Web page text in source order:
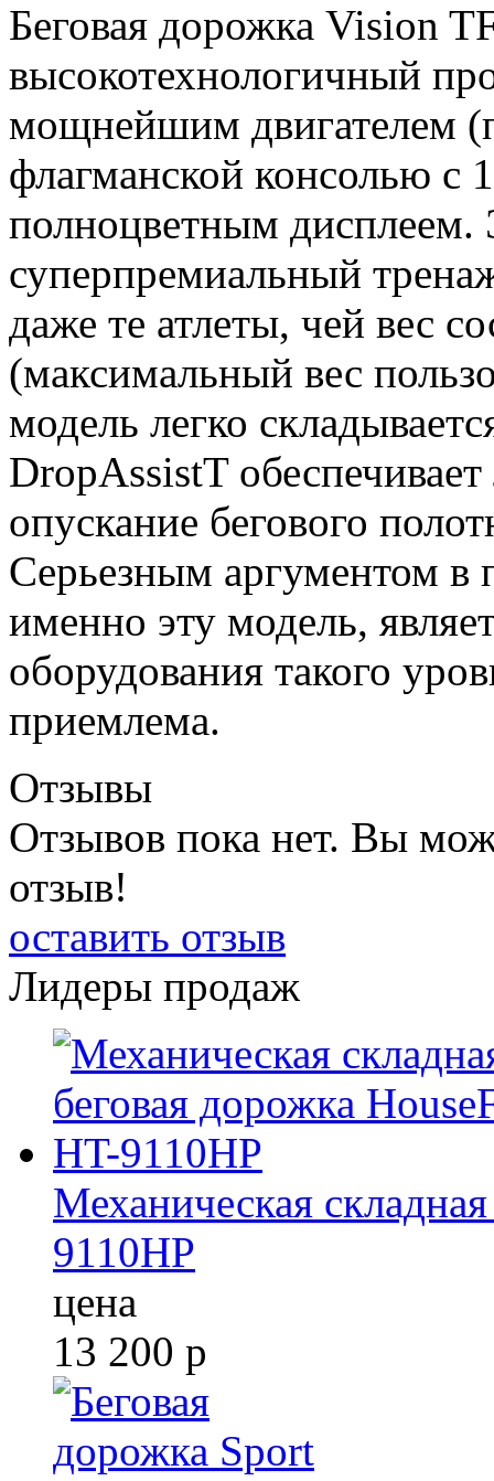
Беговая дорожка Vision
высокотехнологичный
мощнейшим двигателем
флагманской консолью
полноцветным дисплеем.
суперпремиальный
даже те атлеты, чей вес
(максимальный вес
модель легко
DropAssistT
опускание бегового
Серьезным аргументом в
именно эту модель,
оборудования такого
приемлема.
Отзывы
Отзывов пока нет. Вы
отзыв!
оставить отзыв
Лидеры продаж
Механическая
9110HP
цена
13 200 р